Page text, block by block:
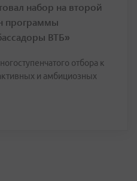
набор на второй
программы
ВТБ»
отбора к
и амбициозных